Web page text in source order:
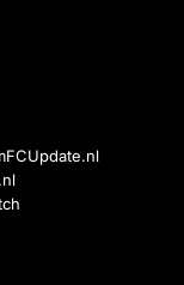
FCUpdate.nl